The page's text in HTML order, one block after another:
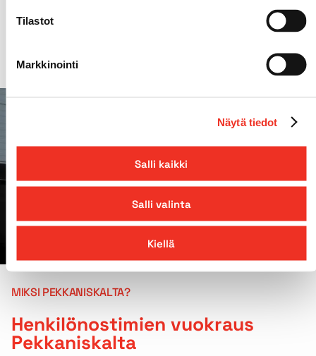
Tilastot
Markkinointi
Näytä tiedot
Salli kaikki
Salli valinta
Kiellä
Sivu-ulottuma
MIKSI PEKKANISKALTA?
Henkilönostimien vuokraus
Pekkaniskalta